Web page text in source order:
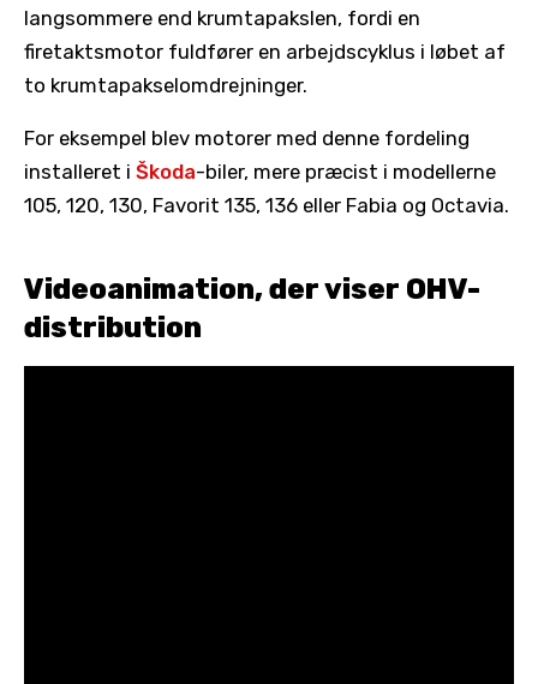
langsommere end krumtapakslen, fordi en
firetaktsmotor fuldfører en arbejdscyklus i løbet af
to krumtapakselomdrejninger.
For eksempel blev motorer med denne fordeling
installeret i Škoda-biler, mere præcist i modellerne
105, 120, 130, Favorit 135, 136 eller Fabia og Octavia.
Videoanimation, der viser OHV-
distribution